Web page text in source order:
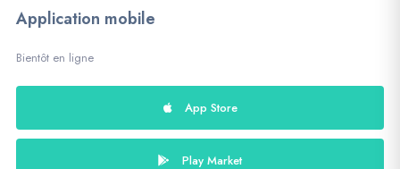
Application mobile
Bientôt en ligne
App Store
Play Market